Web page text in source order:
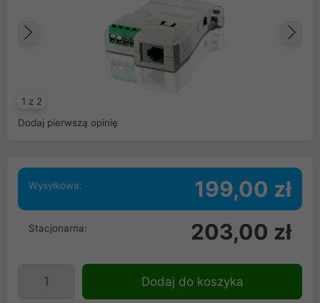
1 z 2
Poprzedni
Dodaj pierwszą opinię
Wysyłkowa: 199,00 zł
Stacjonarna: 203,00 zł
Dodaj do koszyka